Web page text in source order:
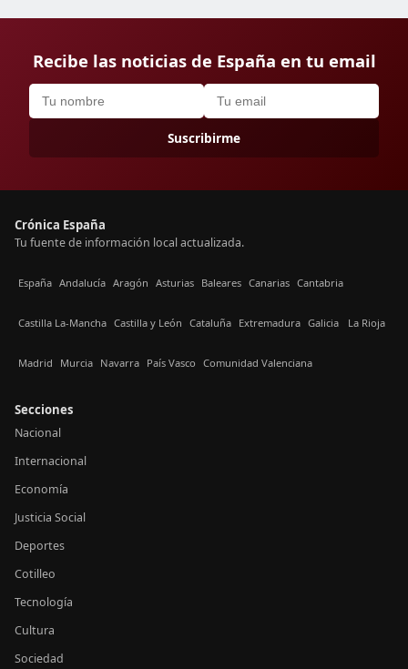
Recibe las noticias de España en tu email
Suscribirme
Crónica España
Tu fuente de información local actualizada.
España Andalucía Aragón Asturias Baleares Canarias Cantabria
Castilla La-Mancha Castilla y León Cataluña Extremadura Galicia La Rioja
Madrid Murcia Navarra País Vasco Comunidad Valenciana
Secciones
Nacional
Internacional
Economía
Justicia Social
Deportes
Cotilleo
Tecnología
Cultura
Sociedad